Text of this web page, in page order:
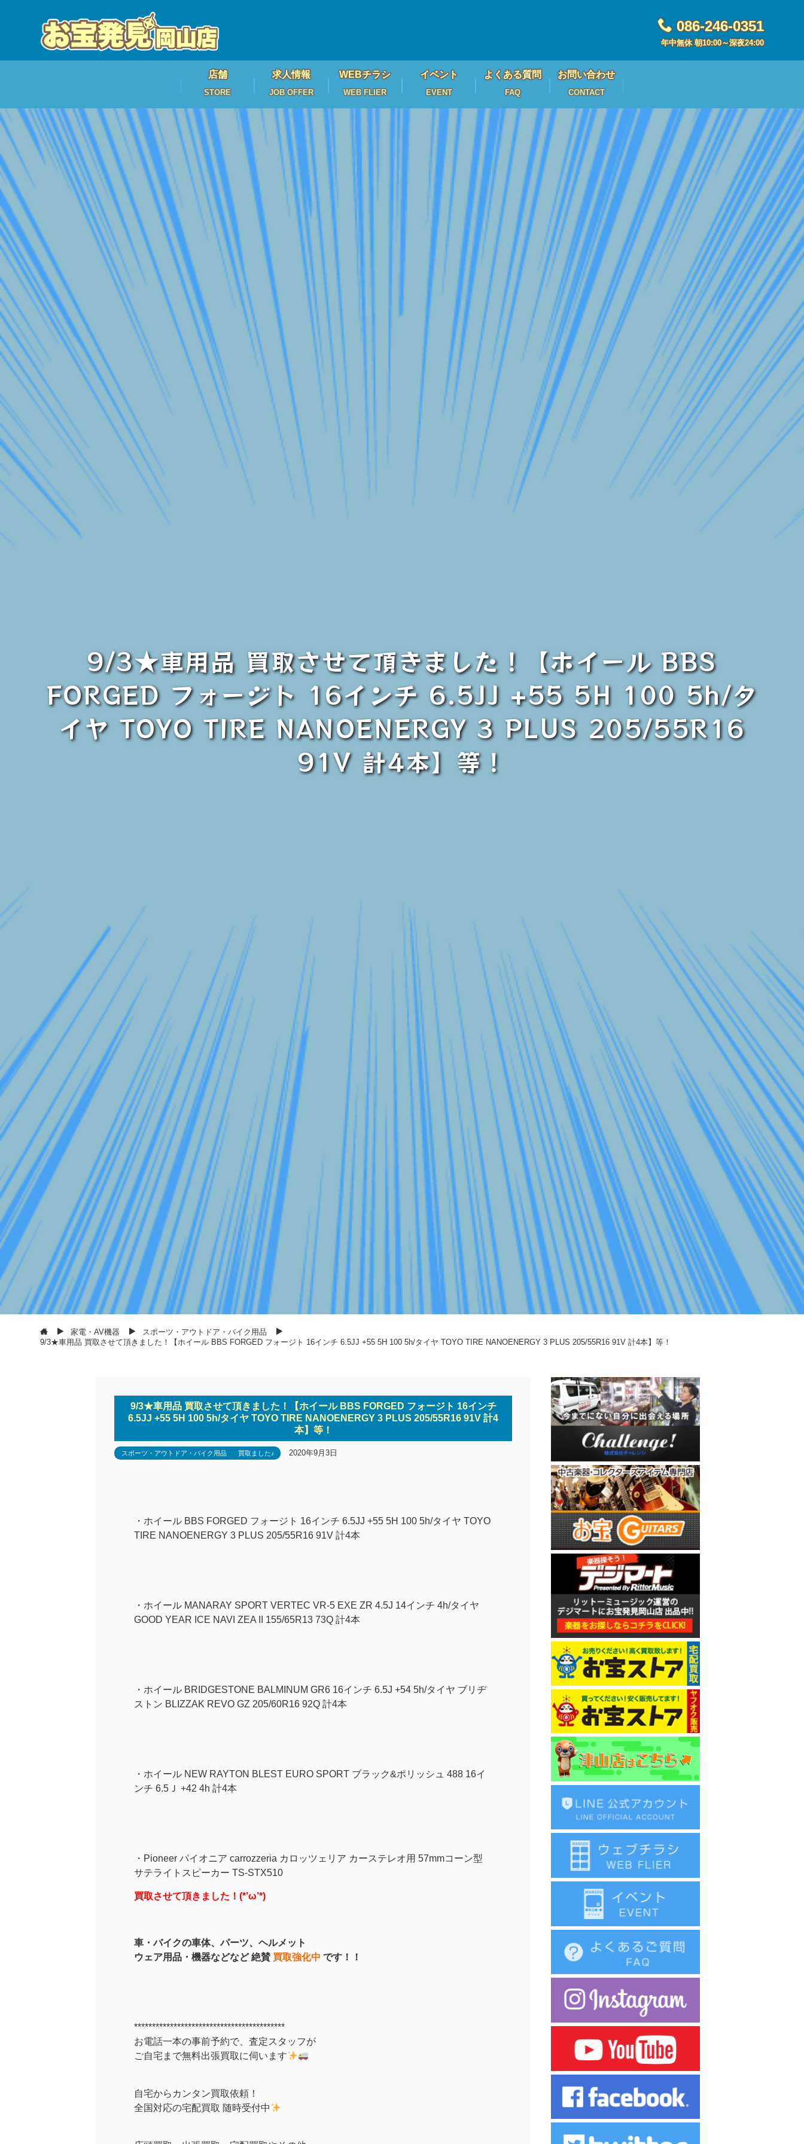
086-246-0351
年中無休 朝10:00～深夜24:00
店舗
STORE
求人情報
JOB OFFER
WEBチラシ
WEB FLIER
イベント
EVENT
よくある質問
FAQ
お問い合わせ
CONTACT
9/3★車用品 買取させて頂きました！【ホイール BBS
FORGED フォージト 16インチ 6.5JJ +55 5H 100 5h/タ
イヤ TOYO TIRE NANOENERGY 3 PLUS 205/55R16
91V 計4本】等！
家電・AV機器
スポーツ・アウトドア・バイク用品
9/3★車用品 買取させて頂きました！【ホイール BBS FORGED フォージト 16インチ 6.5JJ +55 5H 100 5h/タイヤ TOYO TIRE NANOENERGY 3 PLUS 205/55R16 91V 計4本】等！
9/3★車用品 買取させて頂きました！【ホイール BBS FORGED フォージト 16インチ
6.5JJ +55 5H 100 5h/タイヤ TOYO TIRE NANOENERGY 3 PLUS 205/55R16 91V 計4
本】等！
スポーツ・アウトドア・バイク用品 買取ました♪ 2020年9月3日
・ホイール BBS FORGED フォージト 16インチ 6.5JJ +55 5H 100 5h/タイヤ TOYO
TIRE NANOENERGY 3 PLUS 205/55R16 91V 計4本
・ホイール MANARAY SPORT VERTEC VR-5 EXE ZR 4.5J 14インチ 4h/タイヤ
GOOD YEAR ICE NAVI ZEA II 155/65R13 73Q 計4本
・ホイール BRIDGESTONE BALMINUM GR6 16インチ 6.5J +54 5h/タイヤ ブリヂ
ストン BLIZZAK REVO GZ 205/60R16 92Q 計4本
・ホイール NEW RAYTON BLEST EURO SPORT ブラック&ポリッシュ 488 16イ
ンチ 6.5Ｊ +42 4h 計4本
・Pioneer パイオニア carrozzeria カロッツェリア カーステレオ用 57mmコーン型
サテライトスピーカー TS-STX510
買取させて頂きました！(*’ω’*)
車・バイクの車体、パーツ、ヘルメット
ウェア用品・機器などなど 絶賛 買取強化中 です！！
******************************************
お電話一本の事前予約で、査定スタッフが
ご自宅まで無料出張買取に伺います
自宅からカンタン買取依頼！
全国対応の宅配買取 随時受付中